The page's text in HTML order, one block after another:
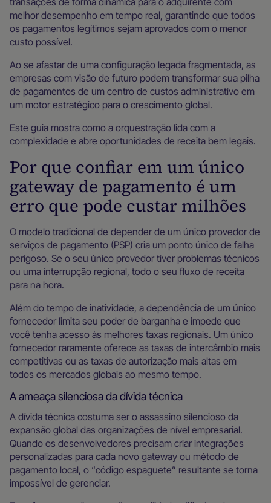
melhor desempenho em tempo real, garantindo que todos
os pagamentos legítimos sejam aprovados com o menor
custo possível.
Ao se afastar de uma configuração legada fragmentada, as
empresas com visão de futuro podem transformar sua pilha
de pagamentos de um centro de custos administrativo em
um motor estratégico para o crescimento global.
Este guia mostra como a orquestração lida com a
complexidade e abre oportunidades de receita bem legais.
Por que confiar em um único
gateway de pagamento é um
erro que pode custar milhões
O modelo tradicional de depender de um único provedor de
serviços de pagamento (PSP) cria um ponto único de falha
perigoso. Se o seu único provedor tiver problemas técnicos
ou uma interrupção regional, todo o seu fluxo de receita
para na hora.
Além do tempo de inatividade, a dependência de um único
fornecedor limita seu poder de barganha e impede que
você tenha acesso às melhores taxas regionais. Um único
fornecedor raramente oferece as taxas de intercâmbio mais
competitivas ou as taxas de autorização mais altas em
todos os mercados globais ao mesmo tempo.
A ameaça silenciosa da dívida técnica
A dívida técnica costuma ser o assassino silencioso da
expansão global das organizações de nível empresarial.
Quando os desenvolvedores precisam criar integrações
personalizadas para cada novo gateway ou método de
pagamento local, o “código espaguete” resultante se torna
impossível de gerenciar.